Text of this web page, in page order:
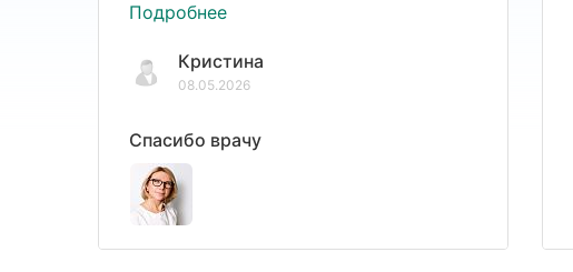
Подробнее
Кристина
08.05.2026
Спасибо врачу